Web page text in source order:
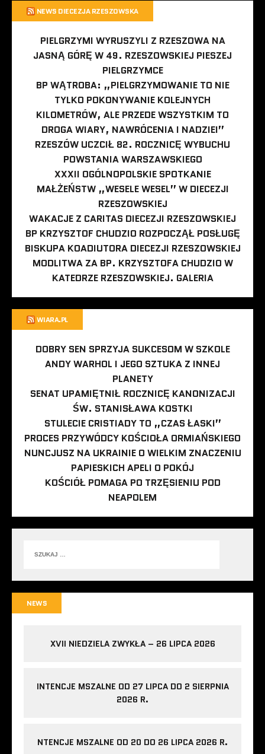
NEWS DIECEZJA RZESZOWSKA
PIELGRZYMI WYRUSZYLI Z RZESZOWA NA
JASNĄ GÓRĘ W 49. RZESZOWSKIEJ PIESZEJ
PIELGRZYMCE
BP WĄTROBA: „PIELGRZYMOWANIE TO NIE
TYLKO POKONYWANIE KOLEJNYCH
KILOMETRÓW, ALE PRZEDE WSZYSTKIM TO
DROGA WIARY, NAWRÓCENIA I NADZIEI”
RZESZÓW UCZCIŁ 82. ROCZNICĘ WYBUCHU
POWSTANIA WARSZAWSKIEGO
XXXII OGÓLNOPOLSKIE SPOTKANIE
MAŁŻEŃSTW „WESELE WESEL” W DIECEZJI
RZESZOWSKIEJ
WAKACJE Z CARITAS DIECEZJI RZESZOWSKIEJ
BP KRZYSZTOF CHUDZIO ROZPOCZĄŁ POSŁUGĘ
BISKUPA KOADIUTORA DIECEZJI RZESZOWSKIEJ
MODLITWA ZA BP. KRZYSZTOFA CHUDZIO W
KATEDRZE RZESZOWSKIEJ. GALERIA
WIARA.PL
DOBRY SEN SPRZYJA SUKCESOM W SZKOLE
ANDY WARHOL I JEGO SZTUKA Z INNEJ
PLANETY
SENAT UPAMIĘTNIŁ ROCZNICĘ KANONIZACJI
ŚW. STANISŁAWA KOSTKI
STULECIE CRISTIADY TO „CZAS ŁASKI”
PROCES PRZYWÓDCY KOŚCIOŁA ORMIAŃSKIEGO
NUNCJUSZ NA UKRAINIE O WIELKIM ZNACZENIU
PAPIESKICH APELI O POKÓJ
KOŚCIÓŁ POMAGA PO TRZĘSIENIU POD
NEAPOLEM
NEWS
XVII NIEDZIELA ZWYKŁA – 26 LIPCA 2026
INTENCJE MSZALNE OD 27 LIPCA DO 2 SIERPNIA
2026 R.
NTENCJE MSZALNE OD 20 DO 26 LIPCA 2026 R.